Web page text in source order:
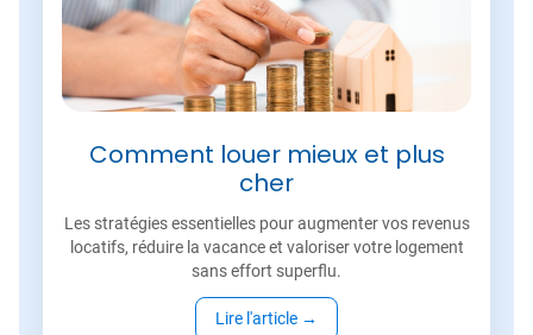
Comment louer mieux et plus
cher
Les stratégies essentielles pour augmenter vos revenus
locatifs, réduire la vacance et valoriser votre logement
sans effort superflu.
Lire l'article →